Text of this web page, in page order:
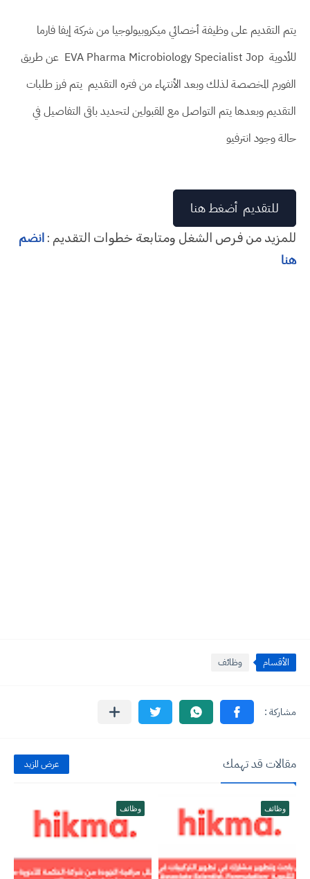
يتم التقديم على وظيفة أخصائي ميكروبيولوجيا من شركة إيفا فارما
للأدوية EVA Pharma Microbiology Specialist Jop عن طريق
الفورم المخصصة لذلك وبعد الأنتهاء من فتره التقديم يتم فرز طلبات
التقديم وبعدها يتم التواصل مع المقبولين لتحديد باقى التفاصيل في
حالة وجود انترفيو
للتقديم أضغط هنا
للمزيد من فرص الشغل ومتابعة خطوات التقديم : انضم
هنا
الأقسام وظائف
مقالات قد تهمك عرض المزيد
وظائف وظائف